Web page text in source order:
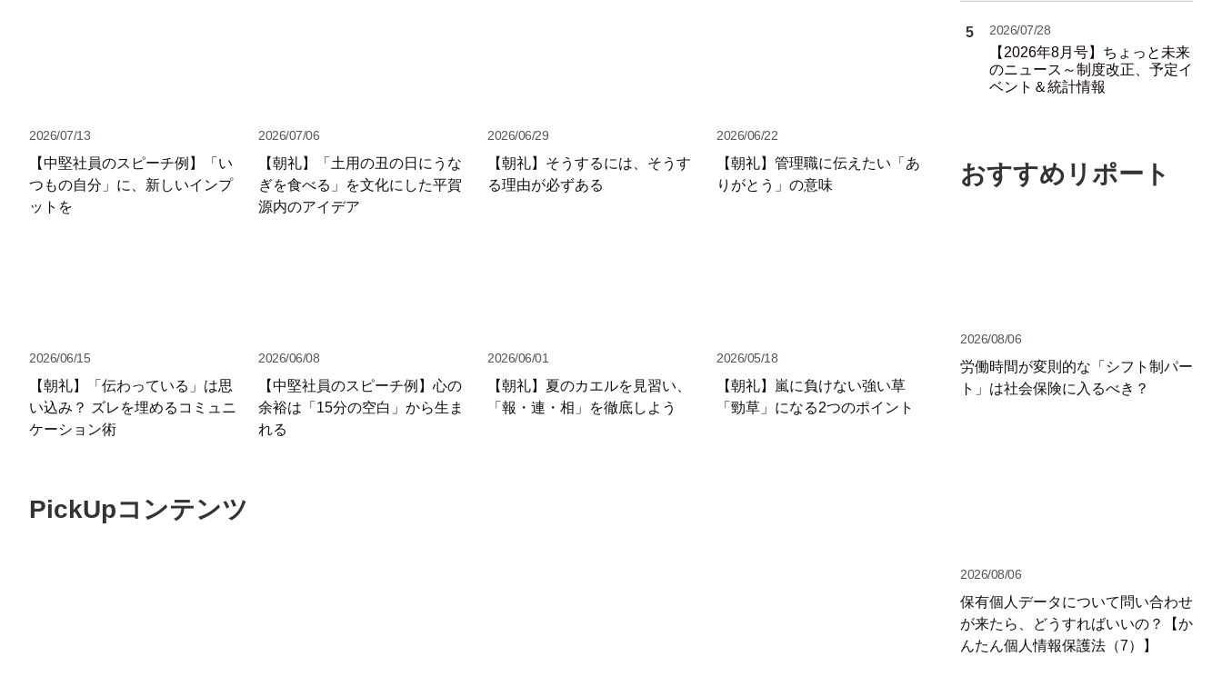
2026/07/13
【中堅社員のスピーチ例】「い
つもの自分」に、新しいインプ
ットを
2026/07/06
【朝礼】「土用の丑の日にうな
ぎを食べる」を文化にした平賀
源内のアイデア
2026/06/29
【朝礼】そうするには、そうす
る理由が必ずある
2026/06/22
【朝礼】管理職に伝えたい「あ
りがとう」の意味
2026/06/15
【朝礼】「伝わっている」は思
い込み？ ズレを埋めるコミュニ
ケーション術
2026/06/08
【中堅社員のスピーチ例】心の
余裕は「15分の空白」から生ま
れる
2026/06/01
【朝礼】夏のカエルを見習い、
「報・連・相」を徹底しよう
2026/05/18
【朝礼】嵐に負けない強い草
「勁草」になる2つのポイント
PickUpコンテンツ
5 2026/07/28
【2026年8月号】ちょっと未来
のニュース～制度改正、予定イ
ベント＆統計情報
おすすめリポート
2026/08/06
労働時間が変則的な「シフト制パー
ト」は社会保険に入るべき？
2026/08/06
保有個人データについて問い合わせ
が来たら、どうすればいいの？【か
んたん個人情報保護法（7）】